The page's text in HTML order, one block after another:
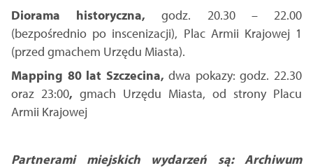
Diorama historyczna,godz. 20.30 – 22.00
(bezpośrednio po inscenizacji), Plac Armii Krajowej 1
(przed gmachem Urzędu Miasta).
Mapping 80 lat Szczecina,dwa pokazy: godz. 22.30
oraz 23:00, gmach Urzędu Miasta, od strony Placu
Armii Krajowej
Partnerami miejskich wydarzeń są: Archiwum